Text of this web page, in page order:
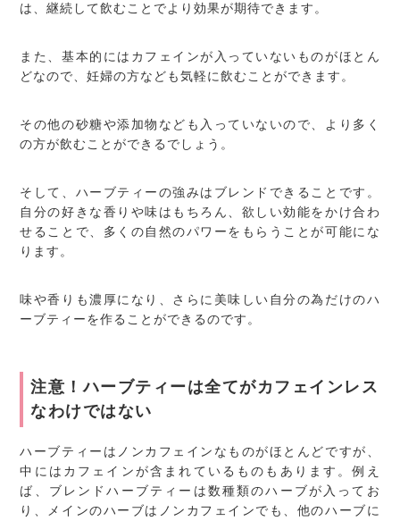
は、継続して飲むことでより効果が期待できます。
また、基本的にはカフェインが入っていないものがほとん
どなので、妊婦の方なども気軽に飲むことができます。
その他の砂糖や添加物なども入っていないので、より多く
の方が飲むことができるでしょう。
そして、ハーブティーの強みはブレンドできることです。
自分の好きな香りや味はもちろん、欲しい効能をかけ合わ
せることで、多くの自然のパワーをもらうことが可能にな
ります。
味や香りも濃厚になり、さらに美味しい自分の為だけのハ
ーブティーを作ることができるのです。
注意！ハーブティーは全てがカフェインレス
なわけではない
ハーブティーはノンカフェインなものがほとんどですが、
中にはカフェインが含まれているものもあります。例え
ば、ブレンドハーブティーは数種類のハーブが入ってお
り、メインのハーブはノンカフェインでも、他のハーブに